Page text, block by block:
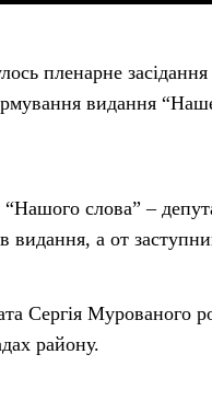
пленарне
видання
слова” –
видання, а от
Сергія Мурованого
району.